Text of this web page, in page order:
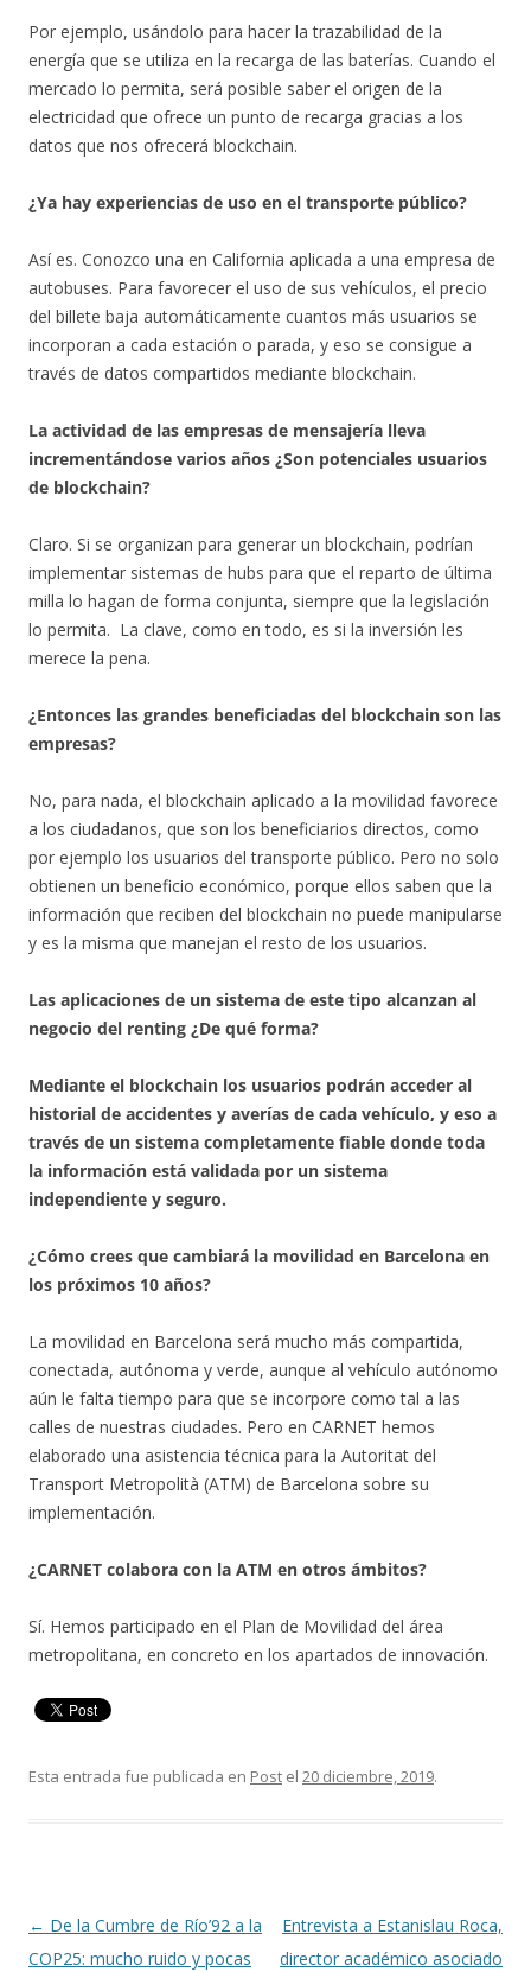
Por ejemplo, usándolo para hacer la trazabilidad de la
energía que se utiliza en la recarga de las baterías. Cuando el
mercado lo permita, será posible saber el origen de la
electricidad que ofrece un punto de recarga gracias a los
datos que nos ofrecerá blockchain.
¿Ya hay experiencias de uso en el transporte público?
Así es. Conozco una en California aplicada a una empresa de
autobuses. Para favorecer el uso de sus vehículos, el precio
del billete baja automáticamente cuantos más usuarios se
incorporan a cada estación o parada, y eso se consigue a
través de datos compartidos mediante blockchain.
La actividad de las empresas de mensajería lleva
incrementándose varios años ¿Son potenciales usuarios
de blockchain?
Claro. Si se organizan para generar un blockchain, podrían
implementar sistemas de hubs para que el reparto de última
milla lo hagan de forma conjunta, siempre que la legislación
lo permita. La clave, como en todo, es si la inversión les
merece la pena.
¿Entonces las grandes beneficiadas del blockchain son las
empresas?
No, para nada, el blockchain aplicado a la movilidad favorece
a los ciudadanos, que son los beneficiarios directos, como
por ejemplo los usuarios del transporte público. Pero no solo
obtienen un beneficio económico, porque ellos saben que la
información que reciben del blockchain no puede manipularse
y es la misma que manejan el resto de los usuarios.
Las aplicaciones de un sistema de este tipo alcanzan al
negocio del renting ¿De qué forma?
Mediante el blockchain los usuarios podrán acceder al
historial de accidentes y averías de cada vehículo, y eso a
través de un sistema completamente fiable donde toda
la información está validada por un sistema
independiente y seguro.
¿Cómo crees que cambiará la movilidad en Barcelona en
los próximos 10 años?
La movilidad en Barcelona será mucho más compartida,
conectada, autónoma y verde, aunque al vehículo autónomo
aún le falta tiempo para que se incorpore como tal a las
calles de nuestras ciudades. Pero en CARNET hemos
elaborado una asistencia técnica para la Autoritat del
Transport Metropolità (ATM) de Barcelona sobre su
implementación.
¿CARNET colabora con la ATM en otros ámbitos?
Sí. Hemos participado en el Plan de Movilidad del área
metropolitana, en concreto en los apartados de innovación.
Esta entrada fue publicada en Post el 20 diciembre, 2019.
Navegación
de
← De la Cumbre de Río’92 a la
COP25: mucho ruido y pocas
Entrevista a Estanislau Roca,
director académico asociado